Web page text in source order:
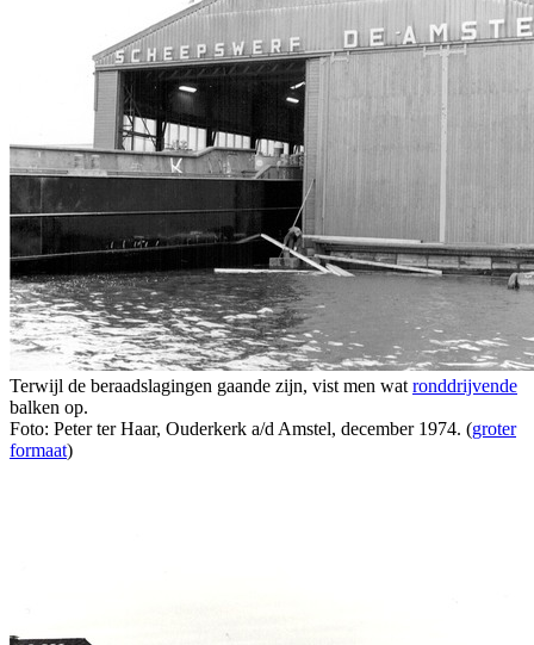
Terwijl de beraadslagingen gaande zijn, vist men wat ronddrijvende
balken op.
Foto: Peter ter Haar, Ouderkerk a/d Amstel, december 1974. (groter
formaat)